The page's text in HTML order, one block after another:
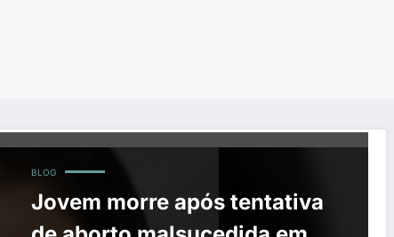
BLOG
Jovem morre após tentativa